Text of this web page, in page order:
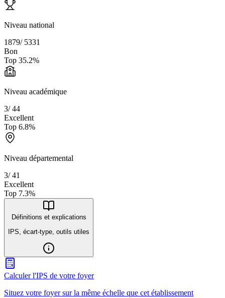
Niveau national
1879/ 5331
Bon
Top 35.2%
Niveau académique
3/44
Excellent
Top 6.8%
Niveau départemental
3/41
Excellent
Top 7.3%
Définitions et explications
IPS, écart-type, outils utiles
Calculer l'IPS de votre foyer
Situez votre foyer sur la même échelle que cet établissement